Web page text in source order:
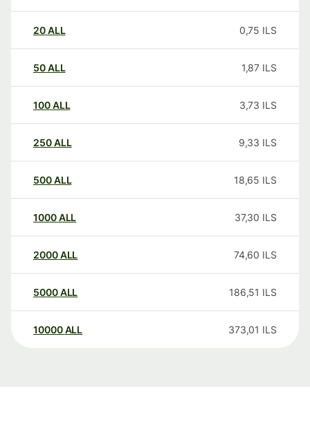
20ALL 0,75 ILS
50ALL 1,87 ILS
100ALL 3,73 ILS
250ALL 9,33 ILS
500ALL 18,65 ILS
1000ALL 37,30 ILS
2000ALL 74,60 ILS
5000ALL 186,51 ILS
10000 ALL 373,01 ILS